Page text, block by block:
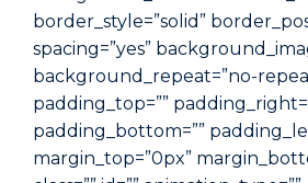
border_style=”solid”
spacing=”yes”
background_repeat=”no-
padding_top=””
padding_bottom=””
margin_top=”0px”